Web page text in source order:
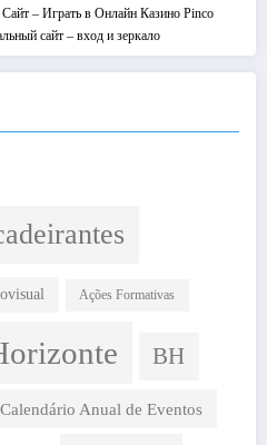
– Играть в Онлайн Казино Pinco
сайт – вход и зеркало
Ações Formativas
BH
Calendário Anual de Eventos